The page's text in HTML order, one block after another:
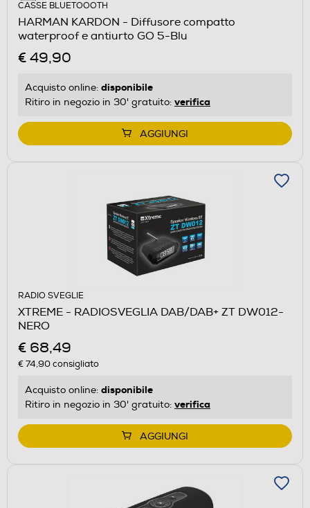
CASSE BLUETOOOTH
HARMAN KARDON - Diffusore compatto
waterproof e antiurto GO 5-Blu
€ 49,90
Acquisto online: disponibile
Ritiro in negozio in 30' gratuito: verifica
AGGIUNGI
RADIO SVEGLIE
XTREME - RADIOSVEGLIA DAB/DAB+ ZT DW012-
NERO
€ 68,49
€ 74,90consigliato
Acquisto online: disponibile
Ritiro in negozio in 30' gratuito: verifica
AGGIUNGI